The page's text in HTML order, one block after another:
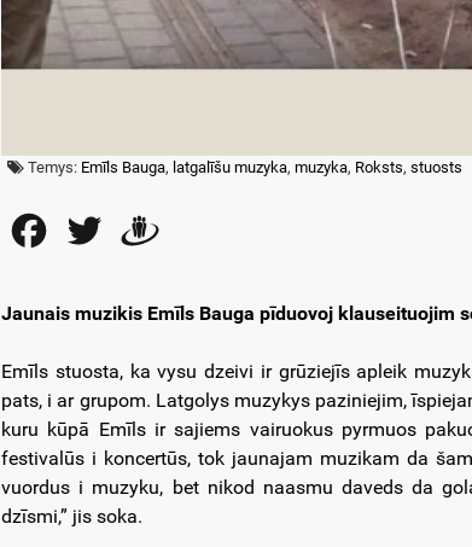
Temys: Emīls Bauga, latgalīšu muzyka, muzyka, Roksts, stuosts
FacebookTwitter
Jaunais muzikis Emīls Bauga pīduovoj klauseituojim
Emīls stuosta, ka vysu dzeivi ir grūziejīs apleik
pats, i ar grupom. Latgolys muzykys paziniejim,
kuru kūpā Emīls ir sajiems vairuokus pyrmuos
festivalūs i koncertūs, tok jaunajam muzikam da
vuordus i muzyku, bet nikod naasmu daveds da
dzīsmi,” jis soka.